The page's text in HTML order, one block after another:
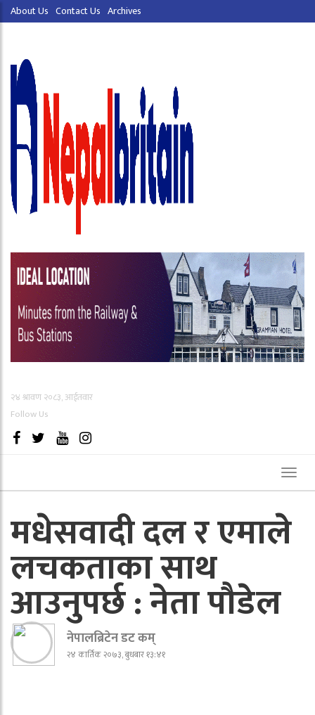
About Us Contact Us Archives
२४ श्रावण २०८३, आईतवार
Follow Us
मधेसवादी दल र एमाले
लचकताका साथ
आउनुपर्छ : नेता पौडेल
नेपालब्रिटेन डट कम्
२४ कार्तिक २०७३, बुधबार १३:४१